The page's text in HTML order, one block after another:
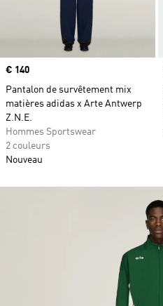
Prix
€ 140
Pantalon de survêtement mix
matières adidas x Arte Antwerp
Z.N.E.
Hommes Sportswear
2 couleurs
Nouveau